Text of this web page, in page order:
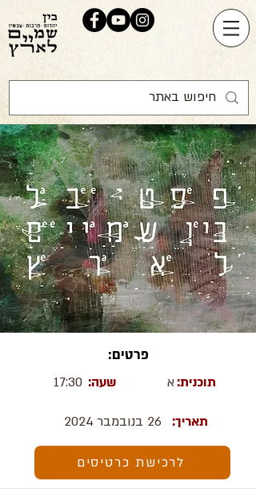
פרטים:
שעה: 17:30 אתוכנית:
26 בנובמבר 2024 תאריך:
לרכישת כרטיסים